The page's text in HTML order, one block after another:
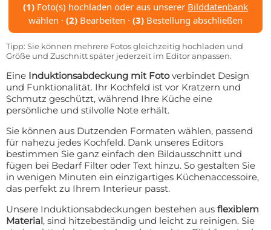
(1) Foto(s) hochladen oder aus unserer Bilddatenbank
wählen · (2) Bearbeiten · (3) Bestellung abschließen
Tipp: Sie können mehrere Fotos gleichzeitig hochladen und
Größe und Zuschnitt später jederzeit im Editor anpassen.
Eine Induktionsabdeckung mit Fotoverbindet Design
und Funktionalität. Ihr Kochfeld ist vor Kratzern und
Schmutz geschützt, während Ihre Küche eine
persönliche und stilvolle Note erhält.
Sie können aus Dutzenden Formaten wählen, passend
für nahezu jedes Kochfeld. Dank unseres Editors
bestimmen Sie ganz einfach den Bildausschnitt und
fügen bei Bedarf Filter oder Text hinzu. So gestalten Sie
in wenigen Minuten ein einzigartiges Küchenaccessoire,
das perfekt zu Ihrem Interieur passt.
Unsere Induktionsabdeckungen bestehen aus flexiblem
Material, sind hitzebeständig und leicht zu reinigen. Sie